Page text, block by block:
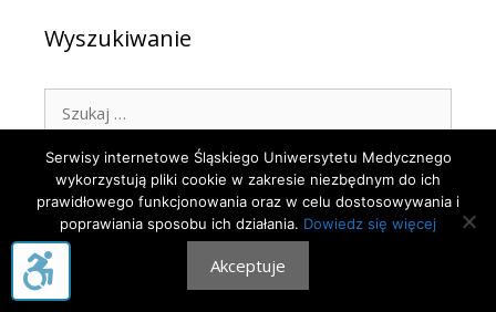
Wyszukiwanie
Szukaj:
© 2026 STN SUM• Zbudowany z GenerujPress
Serwisy internetowe Śląskiego Uniwersytetu Medycznego
wykorzystują pliki cookie w zakresie niezbędnym do ich
prawidłowego funkcjonowania oraz w celu dostosowywania i
poprawiania sposobu ich działania. Dowiedz się więcej
Akceptuje